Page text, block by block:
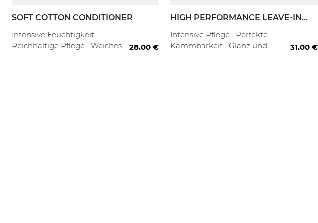
SOFT COTTON CONDITIONER
Intensive Feuchtigkeit ·
Reichhaltige Pflege · Weiches
28,00 €
HIGH PERFORMANCE LEAVE-IN
Intensive Pflege · Perfekte
Kämmbarkeit · Glanz und
31,00 €